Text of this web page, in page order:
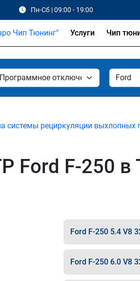
Пн-Сб | 09:00 - 19:00
Услуги Чип
системы рециркуляции выхлопных
Ford F-250 в
Ford F-250 5.4 V8
Ford F-250 6.0 V8